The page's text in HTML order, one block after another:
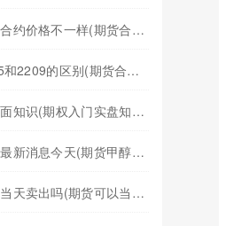
期货每个合约价格不一样(期货合约之间的价格差)
期货2205和2209的区别(期货合约2205什么意思)
期权的全面知识(期权入门实盘知识)
期货甲醇最新消息今天(期货甲醇最新消息今天行情)
期货必须当天卖出吗(期货可以当天买入卖出吗)